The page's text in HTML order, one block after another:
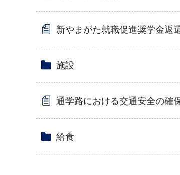
新やまがた就職促進奨学金返
施設
通学路における交通安全の確
給食